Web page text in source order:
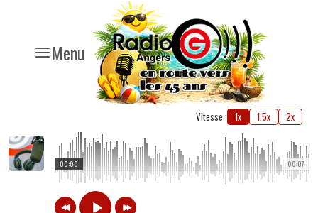
Menu
Vitesse : 1x 1.5x 2x
00:07
00:00